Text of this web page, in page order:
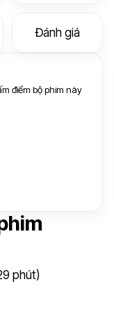
Đánh giá
phút)
điểm bộ phim này